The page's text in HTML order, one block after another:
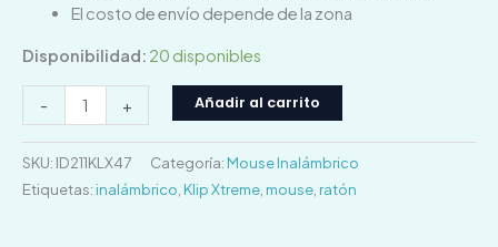
El costo de envío depende de la zona
Disponibilidad: 20 disponibles
- + Añadir al carrito
SKU: ID211KLX47 Categoría: Mouse Inalámbrico
Etiquetas: inalámbrico Klip Xtreme mouse ratón